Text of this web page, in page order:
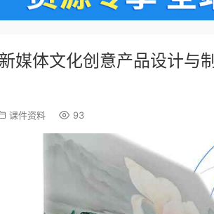
新媒体文化创意产品设计
课件资料 93